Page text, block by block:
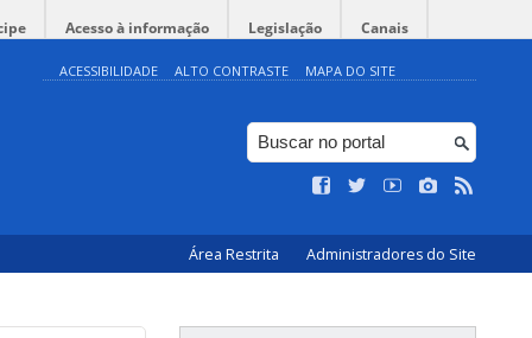
Acesso à informação Legislação Canais
ACESSIBILIDADE ALTO CONTRASTE MAPA DO SITE
Área Restrita Administradores do Site